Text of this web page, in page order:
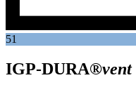
51
IGP-DURA®vent